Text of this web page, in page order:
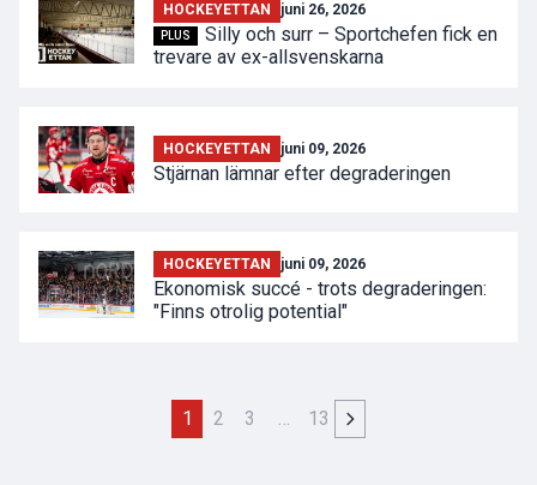
HOCKEYETTAN juni 26, 2026
PLUS
Silly och surr – Sportchefen fick en
trevare av ex-allsvenskarna
HOCKEYETTAN juni 09, 2026
Stjärnan lämnar efter degraderingen
HOCKEYETTAN juni 09, 2026
Ekonomisk succé - trots degraderingen:
"Finns otrolig potential"
1 2 3 … 13